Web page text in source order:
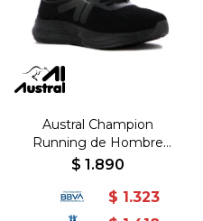
Austral Champion
Running de Hombre
BARCELONA -
Negro
$ 1.890
$ 1.323